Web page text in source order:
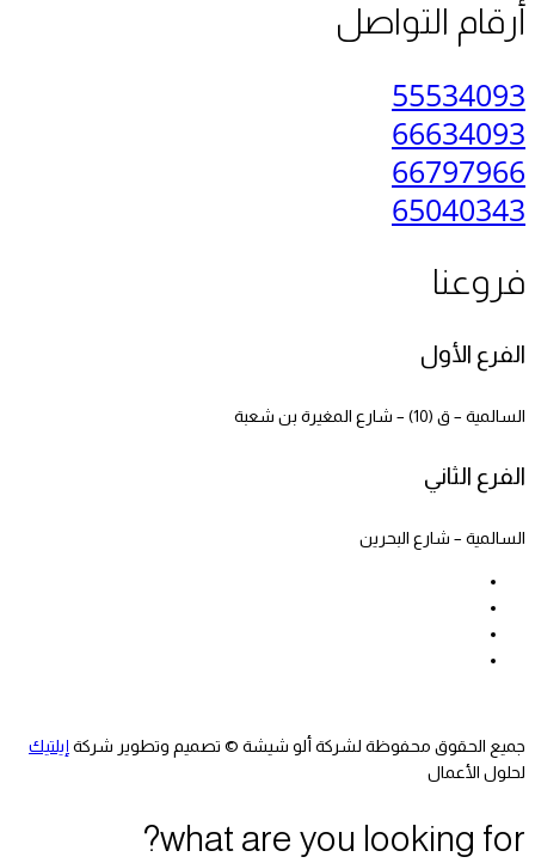
أرقام التواصل
55534093
66634093
66797966
65040343
فروعنا
الفرع الأول
السالمية – ق (10) – شارع المغيرة بن شعبة
الفرع الثاني
السالمية – شارع البحرين
جميع الحقوق محفوظة لشركة ألو شيشة © تصميم وتطوير شركة إيلتيك
لحلول الأعمال
what are you looking for?